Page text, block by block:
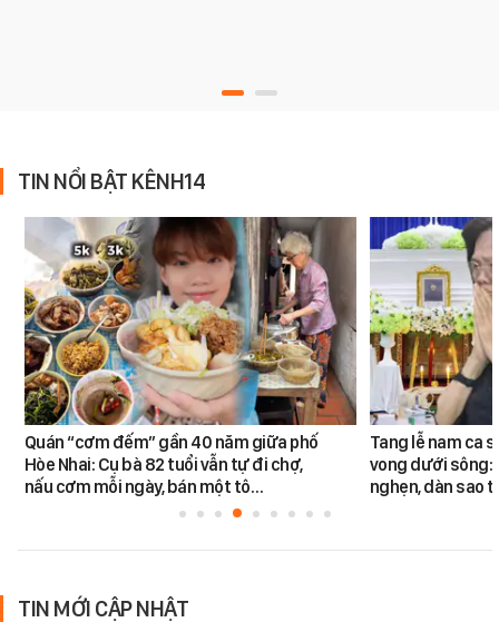
TIN NỔI BẬT KÊNH14
Quán “cơm đếm” gần 40 năm giữa phố
Hòe Nhai: Cụ bà 82 tuổi vẫn tự đi chợ,
nấu cơm mỗi ngày, bán một tô…
Tang lễ nam ca
vong dưới sông:
nghẹn, dàn sao
TIN MỚI CẬP NHẬT